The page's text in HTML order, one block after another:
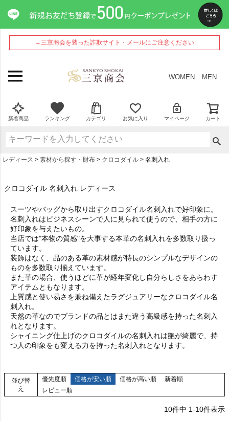
→三京商会を装った詐欺サイト・メールにご注意ください
WOMEN MEN
新着商品 ランキング カテゴリ お気に入り マイページ カート
レディース 素材から探す・財布 クロコダイル 名刺入れ
クロコダイル 名刺入れ レディース
スーツやバッグから取り出すクロコダイル名刺入れで好印象に。
名刺入れはビジネスシーンで人に見られて使うので、相手の方に
好印象を与えたいもの。
当店では"本物の質感"を大事する本革の名刺入れを多数取り扱っ
ています。
装飾はなく、品のある革の素材感が特長のシンプルなデザインの
ものを多数取り揃えています。
また革の場合、使うほどに革が経年変化し自分らしさをあらわす
アイテムともなります。
上質感と使い易さを兼ね備えたラグジュアリーなクロコダイル名
刺入れ。
天然の革なのでブランドの品とはまた違う高級感を持った名刺入
れとなります。
シャイニング仕上げのクロコダイルの名刺入れは艶が綺麗で、持
つ人の印象をも変える力を持った名刺入れとなります。
並び替
え
優先度順 価格が安い順 価格が高い順
新着順
レビュー順
10件中 1-10件表示